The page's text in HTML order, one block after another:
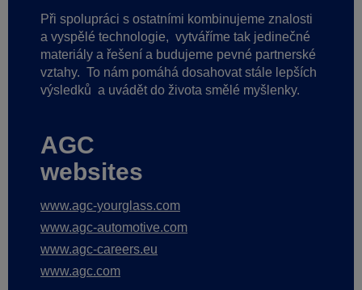
Při spolupráci s ostatními kombinujeme znalosti
a vyspělé technologie, vytváříme tak jedinečné
materiály a řešení a budujeme pevné partnerské
vztahy. To nám pomáhá dosahovat stále lepších
výsledků a uvádět do života smělé myšlenky.
AGC
websites
www.agc-yourglass.com
www.agc-automotive.com
www.agc-careers.eu
www.agc.com